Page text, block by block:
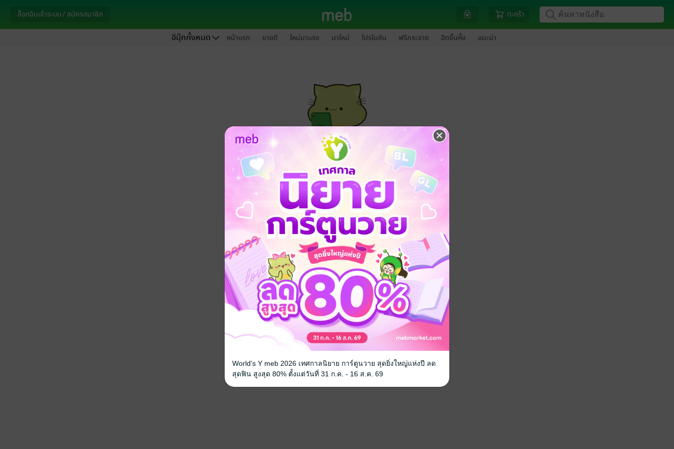
ล็อกอินเข้าระบบ / สมัครสมาชิก ตะกร้า
อีบุ๊กทั้งหมด หน้าแรก ขายดี ใหม่มาแรง มาใหม่ โปรโมชัน ฟรีกระจาย ฮิตขึ้นหิ้ง แนะนำ
กรุณาเข้าสู่ระบบก่อนดำเนินรายการด้วยค่ะ
ล็อกอินเข้าระบบ
World's Y meb 2026 เทศกาลนิยาย การ์ตูนวาย สุดยิ่งใหญ่แห่งปี ลด
สุดฟิน สูงสุด 80% ตั้งแต่วันที่ 31 ก.ค. - 16 ส.ค. 69